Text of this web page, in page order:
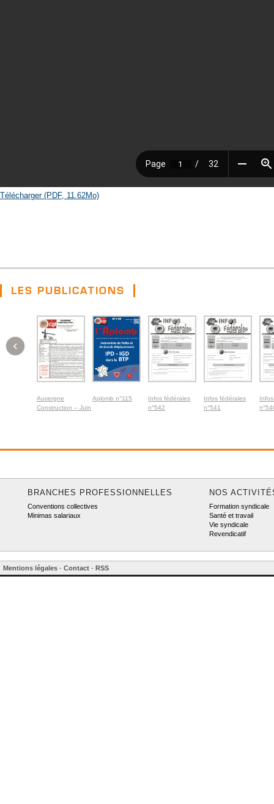
Télécharger (PDF, 11.62Mo)
LES PUBLICATIONS
Auvergne
Construction – Juin
Aplomb n°115
Infos fédérales
n°542
Infos fédérales
n°541
‹
BRANCHES PROFESSIONNELLES
Conventions collectives
Minimas salariaux
NOS
Formation syndicale
Santé et travail
Vie syndicale
Revendicatif
Mentions légales - Contact - RSS